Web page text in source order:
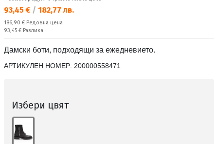
Текуща цена:
93,45 € / 182,77 лв.
Редовна цена:
186,90 € Редовна цена
Спестявате:
93,45 € Разлика
Дамски боти, подходящи за ежедневието.
АРТИКУЛЕН НОМЕР: 200000558471
Избери цвят